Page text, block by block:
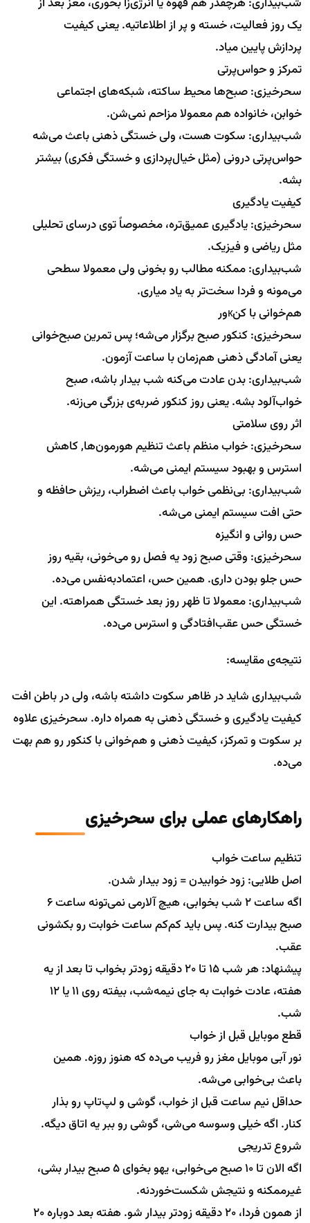
یک روز فعالیت، خسته و پر از اطلاعاتیه. یعنی کیفیت
پردازش پایین میاد.
تمرکز و حواس‌پرتی
سحرخیزی: صبح‌ها محیط ساکته، شبکه‌های اجتماعی
خوابن، خانواده هم معمولا مزاحم نمی‌شن.
شب‌بیداری: سکوت هست، ولی خستگی ذهنی باعث می‌شه
حواس‌پرتی درونی (مثل خیال‌پردازی و خستگی فکری) بیشتر
بشه.
کیفیت یادگیری
سحرخیزی: یادگیری عمیق‌تره، مخصوصاً توی درسای تحلیلی
مثل ریاضی و فیزیک.
شب‌بیداری: ممکنه مطالب رو بخونی ولی معمولا سطحی
می‌مونه و فردا سخت‌تر به یاد میاری.
هم‌خوانی با کنкور
سحرخیزی: کنکور صبح برگزار می‌شه؛ پس تمرین صبح‌خوانی
یعنی آمادگی ذهنی هم‌زمان با ساعت آزمون.
شب‌بیداری: بدن عادت می‌کنه شب بیدار باشه، صبح
خواب‌آلود بشه. یعنی روز کنکور ضربه‌ی بزرگی می‌زنه.
اثر روی سلامتی
سحرخیزی: خواب منظم باعث تنظیم هورمون‌ها, کاهش
استرس و بهبود سیستم ایمنی می‌شه.
شب‌بیداری: بی‌نظمی خواب باعث اضطراب، ریزش حافظه و
حتی افت سیستم ایمنی می‌شه.
حس روانی و انگیزه
سحرخیزی: وقتی صبح زود یه فصل رو می‌خونی، بقیه روز
حس جلو بودن داری. همین حس، اعتمادبه‌نفس می‌ده.
شب‌بیداری: معمولا تا ظهر روز بعد خستگی همراهته. این
خستگی حس عقب‌افتادگی و استرس می‌ده.
نتیجه‌ی مقایسه:
شب‌بیداری شاید در ظاهر سکوت داشته باشه، ولی در باطن افت
کیفیت یادگیری و خستگی ذهنی به همراه داره. سحرخیزی علاوه
بر سکوت و تمرکز، کیفیت ذهنی و هم‌خوانی با کنکور رو هم بهت
می‌ده.
راهکارهای عملی برای سحرخیزی
تنظیم ساعت خواب
اصل طلایی: زود خوابیدن = زود بیدار شدن.
اگه ساعت ۲ شب بخوابی، هیچ آلارمی نمی‌تونه ساعت ۶
صبح بیدارت کنه. پس باید کم‌کم ساعت خوابت رو بکشونی
عقب.
پیشنهاد: هر شب ۱۵ تا ۲۰ دقیقه زودتر بخواب تا بعد از یه
هفته، عادت خوابت به جای نیمه‌شب، بیفته روی ۱۱ یا ۱۲
شب.
قطع موبایل قبل از خواب
نور آبی موبایل مغز رو فریب می‌ده که هنوز روزه. همین
باعث بی‌خوابی می‌شه.
حداقل نیم ساعت قبل از خواب، گوشی و لپ‌تاپ رو بذار
کنار. اگه خیلی وسوسه می‌شی، گوشی رو ببر یه اتاق دیگه.
شروع تدریجی
اگه الان تا ۱۰ صبح می‌خوابی، یهو بخوای ۵ صبح بیدار بشی،
غیرممکنه و نتیجش شکست‌خوردنه.
از همون فردا، ۲۰ دقیقه زودتر بیدار شو. هفته بعد دوباره ۲۰